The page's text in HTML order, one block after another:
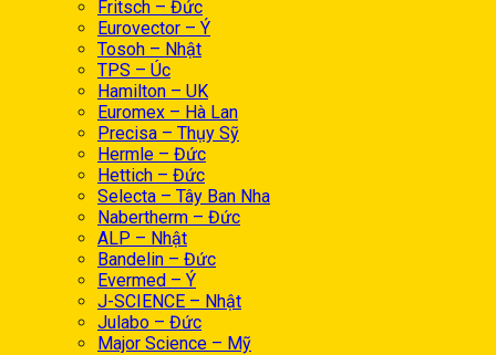
Fritsch – Đức
Eurovector – Ý
Tosoh – Nhật
TPS – Úc
Hamilton – UK
Euromex – Hà Lan
Precisa – Thụy Sỹ
Hermle – Đức
Hettich – Đức
Selecta – Tây Ban Nha
Nabertherm – Đức
ALP – Nhật
Bandelin – Đức
Evermed – Ý
J-SCIENCE – Nhật
Julabo – Đức
Major Science – Mỹ